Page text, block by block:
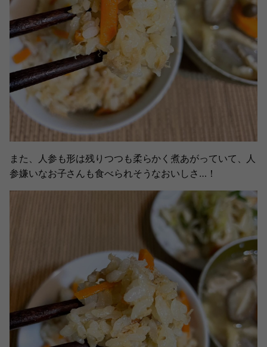
また、人参も形は残りつつも柔らかく煮あがっていて、人
参嫌いなお子さんも食べられそうなおいしさ…！